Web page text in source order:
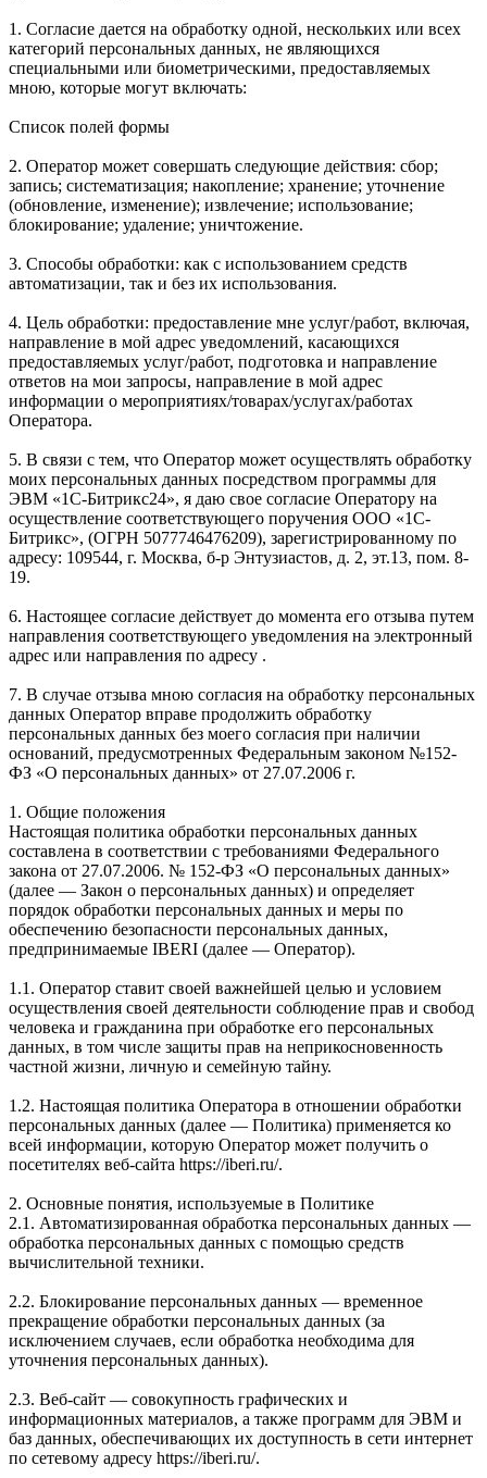
1. Согласие дается на обработку одной, нескольких или всех
категорий персональных данных, не являющихся
специальными или биометрическими, предоставляемых
мною, которые могут включать:
Список полей формы
2. Оператор может совершать следующие действия: сбор;
запись; систематизация; накопление; хранение; уточнение
(обновление, изменение); извлечение; использование;
блокирование; удаление; уничтожение.
3. Способы обработки: как с использованием средств
автоматизации, так и без их использования.
4. Цель обработки: предоставление мне услуг/работ, включая,
направление в мой адрес уведомлений, касающихся
предоставляемых услуг/работ, подготовка и направление
ответов на мои запросы, направление в мой адрес
информации о мероприятиях/товарах/услугах/работах
Оператора.
5. В связи с тем, что Оператор может осуществлять обработку
моих персональных данных посредством программы для
ЭВМ «1С-Битрикс24», я даю свое согласие Оператору на
осуществление соответствующего поручения ООО «1С-
Битрикс», (ОГРН 5077746476209), зарегистрированному по
адресу: 109544, г. Москва, б-р Энтузиастов, д. 2, эт.13, пом. 8-
19.
6. Настоящее согласие действует до момента его отзыва путем
направления соответствующего уведомления на электронный
адрес или направления по адресу .
7. В случае отзыва мною согласия на обработку персональных
данных Оператор вправе продолжить обработку
персональных данных без моего согласия при наличии
оснований, предусмотренных Федеральным законом №152-
ФЗ «О персональных данных» от 27.07.2006 г.
1. Общие положения
Настоящая политика обработки персональных данных
составлена в соответствии с требованиями Федерального
закона от 27.07.2006. № 152-ФЗ «О персональных данных»
(далее — Закон о персональных данных) и определяет
порядок обработки персональных данных и меры по
обеспечению безопасности персональных данных,
предпринимаемые IBERI (далее — Оператор).
1.1. Оператор ставит своей важнейшей целью и условием
осуществления своей деятельности соблюдение прав и свобод
человека и гражданина при обработке его персональных
данных, в том числе защиты прав на неприкосновенность
частной жизни, личную и семейную тайну.
1.2. Настоящая политика Оператора в отношении обработки
персональных данных (далее — Политика) применяется ко
всей информации, которую Оператор может получить о
посетителях веб-сайта https://iberi.ru/.
2. Основные понятия, используемые в Политике
2.1. Автоматизированная обработка персональных данных —
обработка персональных данных с помощью средств
вычислительной техники.
2.2. Блокирование персональных данных — временное
прекращение обработки персональных данных (за
исключением случаев, если обработка необходима для
уточнения персональных данных).
2.3. Веб-сайт — совокупность графических и
информационных материалов, а также программ для ЭВМ и
баз данных, обеспечивающих их доступность в сети интернет
по сетевому адресу https://iberi.ru/.